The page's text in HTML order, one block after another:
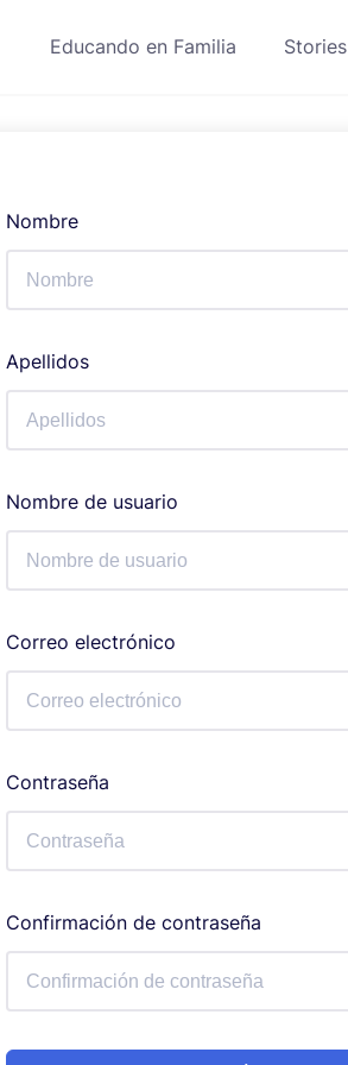
Educando en Familia Stories
Nombre
Apellidos
Nombre de usuario
Correo electrónico
Contraseña
Confirmación de contraseña